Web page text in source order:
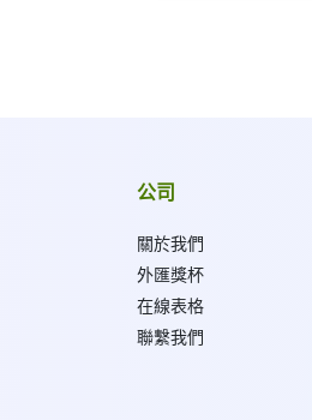
公司
關於我們
外匯獎杯
在線表格
聯繫我們